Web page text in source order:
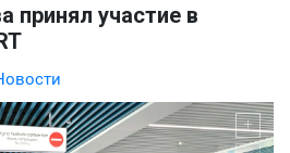
принял участие в